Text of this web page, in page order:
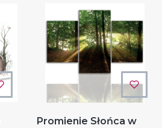
Promienie Słońca w